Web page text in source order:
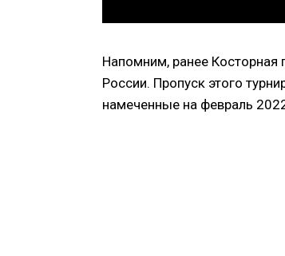
Напомним, ранее Косторная
России. Пропуск этого
намеченные на февраль